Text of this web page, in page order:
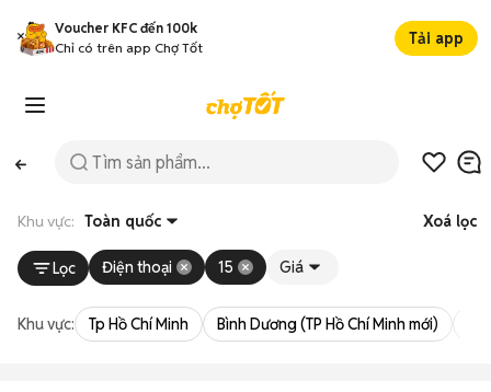
Voucher KFC đến 100k
Chỉ có trên app Chợ Tốt
Tải app
Khu vực: Toàn quốc Xoá lọc
Lọc Điện thoại 15 Giá
Khu vực: Tp Hồ Chí Minh Bình Dương (TP Hồ Chí Minh mới)